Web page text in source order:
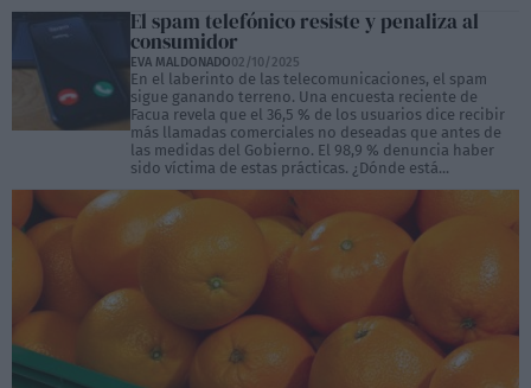
El spam telefónico resiste y penaliza al
consumidor
EVA MALDONADO02/10/2025
En el laberinto de las telecomunicaciones, el spam
sigue ganando terreno. Una encuesta reciente de
Facua revela que el 36,5 % de los usuarios dice recibir
más llamadas comerciales no deseadas que antes de
las medidas del Gobierno. El 98,9 % denuncia haber
sido víctima de estas prácticas. ¿Dónde está...